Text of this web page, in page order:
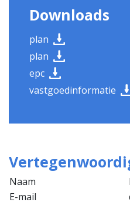
Downloads
plan
plan
epc
vastgoedinformatie
Naam
E-mail